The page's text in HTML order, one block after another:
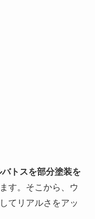
トスを部分塗装を
す。そこから、ウ
てリアルさをアッ